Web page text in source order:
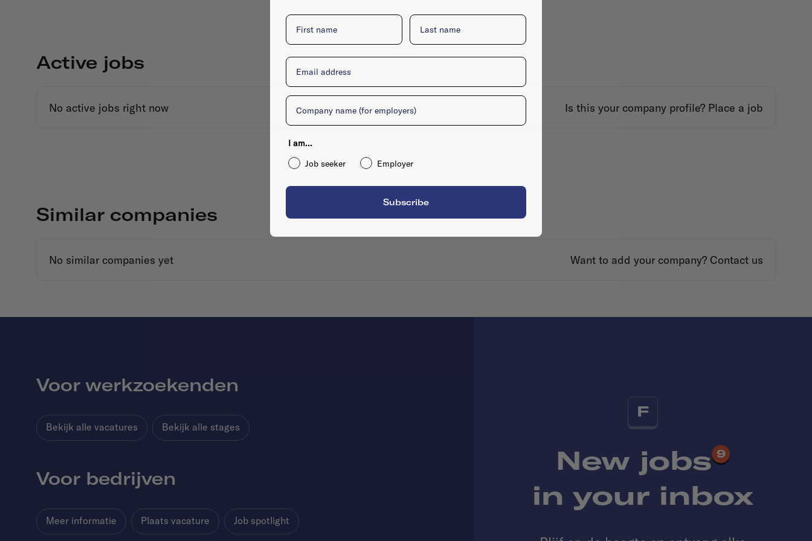
Active jobs
No active jobs right now Is this your company profile? Place a job
Similar companies
No similar companies yet Want to add your company? Contact us
F
New jobs 9
in your inbox
Voor werkzoekenden
Bekijk alle vacatures Bekijk alle stages
Voor bedrijven
Meer informatie Plaats vacature Job spotlight
First name Last name
Email
Company
I am...
Job seeker
Employer
Subscribe